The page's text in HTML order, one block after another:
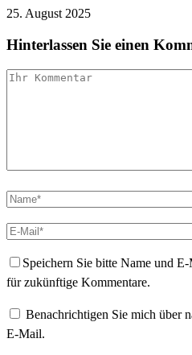
25. August 2025
Hinterlassen Sie einen
Speichern Sie bitte Name und
für zukünftige Kommentare.
Benachrichtigen Sie mich über
E-Mail.